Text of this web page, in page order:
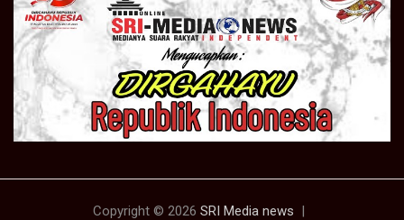
Copyright © 2026 SRI Media news